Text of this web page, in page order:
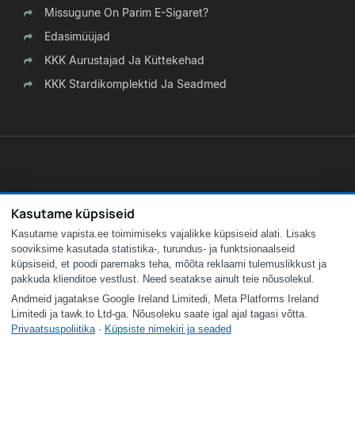
Missugune On Parim E-Sigaret?
Edasimüüjad
KKK Aurustajad Ja Küttekehad
KKK Stardikomplektid Ja Seadmed
Kasutame küpsiseid
Kasutame vapista.ee toimimiseks vajalikke küpsiseid alati. Lisaks
sooviksime kasutada statistika-, turundus- ja funktsionaalseid
küpsiseid, et poodi paremaks teha, mõõta reklaami tulemuslikkust ja
pakkuda klienditoe vestlust. Need seatakse ainult teie nõusolekul.
Andmeid jagatakse Google Ireland Limitedi, Meta Platforms Ireland
Limitedi ja tawk.to Ltd-ga. Nõusoleku saate igal ajal tagasi võtta.
Privaatsuspoliitika· Küpsiste nimekiri ja seaded